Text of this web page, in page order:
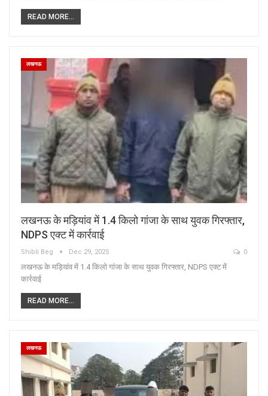
READ MORE...
लखनऊ
लखनऊ के मड़ियांव में 1.4 किलो गांजा के साथ युवक गिरफ्तार,
NDPS एक्ट में कार्रवाई
Shibli Beg Dec 29, 2025 0
लखनऊ के मड़ियांव में 1.4 किलो गांजा के साथ युवक गिरफ्तार, NDPS एक्ट में
कार्रवाई
READ MORE...
लखनऊ